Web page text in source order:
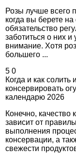
Розы лучше всего
когда вы берете на
обязательство
заботиться о них и
внимание. Хотя
большего ...
5 0
Когда и как солить и
консервировать
календарю 2026
Конечно, качество
зависит от
выполнения
консервации, а
свежести